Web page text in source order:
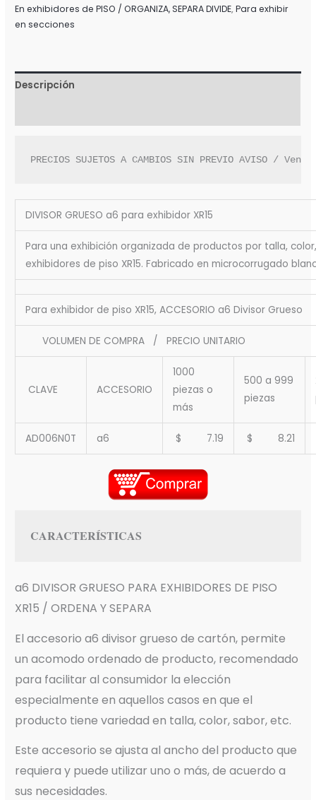
En exhibidores de PISO / ORGANIZA, SEPARA DIVIDE,Para exhibir
en secciones
Descripción
PRECIOS SUJETOS A CAMBIOS SIN PREVIO AVISO /
DIVISOR GRUESO a6 para exhibidor XR15
Para una exhibición organizada de productos por talla,
exhibidores de piso XR15. Fabricado en microcorrugado
Para exhibidor de piso XR15, ACCESORIO a6 Divisor Grueso
VOLUMEN DE COMPRA / PRECIO UNITARIO
CLAVE ACCESORIO
1000
piezas o
más
500 a 999
piezas
AD006N0T a6 $ 7.19 $ 8.21
CARACTERÍSTICAS
a6 DIVISOR GRUESO PARA EXHIBIDORES DE PISO
XR15 / ORDENA Y SEPARA
El accesorio a6 divisor grueso de cartón, permite
un acomodo ordenado de producto, recomendado
para facilitar al consumidor la elección
especialmente en aquellos casos en que el
producto tiene variedad en talla, color, sabor, etc.
Este accesorio se ajusta al ancho del producto que
requiera y puede utilizar uno o más, de acuerdo a
sus necesidades.